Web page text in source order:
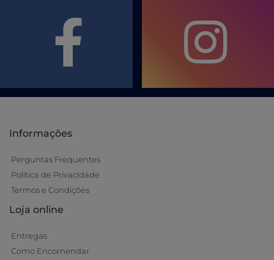
Informações
Perguntas Frequentes
Política de Privacidade
Termos e Condições
Loja online
Entregas
Como Encomendar